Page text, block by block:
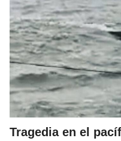
Tragedia en el